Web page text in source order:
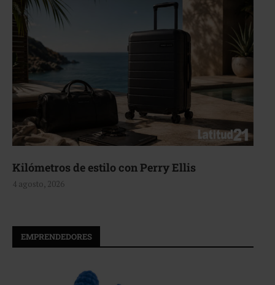
Aerie, texturas que fluyen
4 agosto, 2026
EMPRENDEDORES